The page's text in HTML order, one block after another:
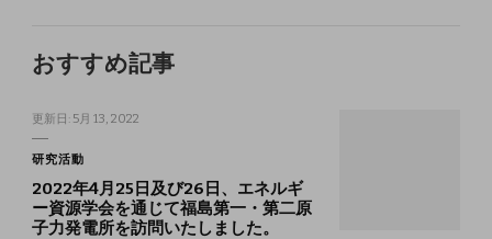
おすすめ記事
更新日: 5月 13, 2022
研究活動
2022年4月25日及び26日、エネルギ
ー資源学会を通じて福島第一・第二原
子力発電所を訪問いたしました。